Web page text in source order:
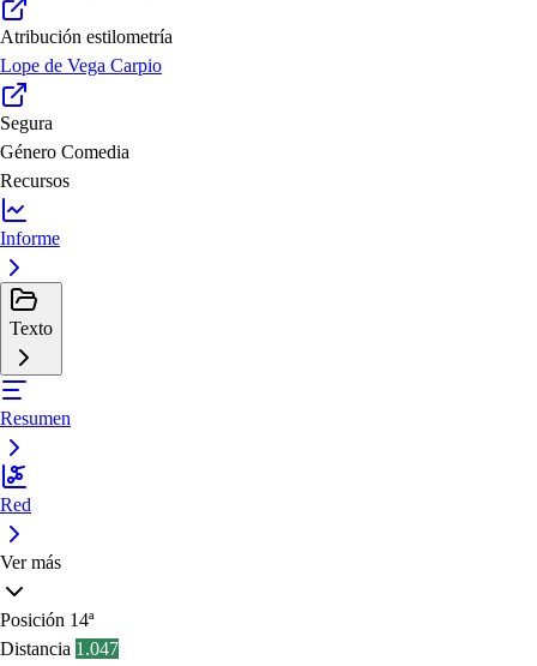
Atribución estilometría
Lope de Vega Carpio
Segura
Género Comedia
Recursos
Informe
Texto
Resumen
Red
Ver más
Posición 14ª
Distancia 1.047